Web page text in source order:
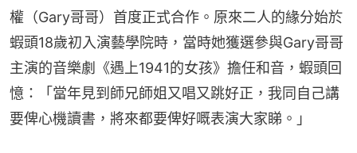
權（Gary哥哥）首度正式合作。原來二人的緣分始於
蝦頭18歲初入演藝學院時，當時她獲選參與Gary哥哥
主演的音樂劇《遇上1941的女孩》擔任和音，蝦頭回
憶：「當年見到師兄師姐又唱又跳好正，我同自己講
要俾心機讀書，將來都要俾好嘅表演大家睇。」